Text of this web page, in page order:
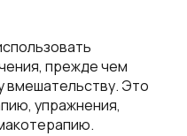
прежде чем
вмешательству. Это
упражнения,